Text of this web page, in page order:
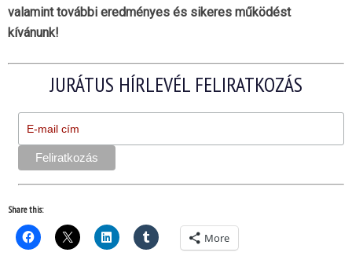
valamint további eredményes és sikeres működést
kívánunk!
JURÁTUS HÍRLEVÉL FELIRATKOZÁS
Share this:
More